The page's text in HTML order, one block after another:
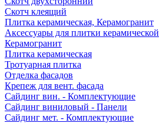
Скотч клеящий
Плитка керамическая, Керамогранит
Аксессуары для плитки керамической
Керамогранит
Плитка керамическая
Тротуарная плитка
Отделка фасадов
Крепеж для вент. фасада
Сайдинг вин. - Комплектующие
Сайдинг виниловый - Панели
Сайдинг мет. - Комплектующие